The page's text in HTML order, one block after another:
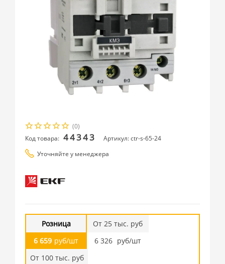
(0)
Код товара: 44343
Артикул: ctr-s-65-24
Уточняйте у менеджера
Розница
6 659 руб/шт
От 25 тыс. руб
6 326 руб/шт
От 100 тыс. руб